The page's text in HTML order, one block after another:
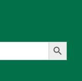
Search Button